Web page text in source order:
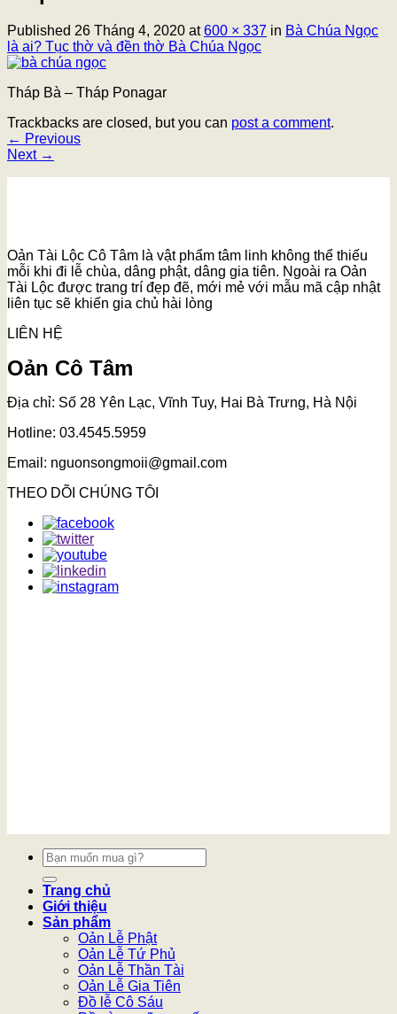
Published 26 Tháng 4, 2020 at600 × 337 in Bà Chúa Ngọc
là ai? Tục thờ và đền thờ Bà Chúa Ngọc
Tháp Bà – Tháp Ponagar
Trackbacks are closed, but you can post a comment.
← Previous
Next →
Oản Tài Lộc Cô Tâm là vật phẩm tâm linh không thể thiếu
mỗi khi đi lễ chùa, dâng phật, dâng gia tiên. Ngoài ra Oản
Tài Lộc được trang trí đẹp đẽ, mới mẻ với mẫu mã cập nhật
liên tục sẽ khiến gia chủ hài lòng
LIÊN HỆ
Oản Cô Tâm
Địa chỉ: Số 28 Yên Lạc, Vĩnh Tuy, Hai Bà Trưng, Hà Nội
Hotline: 03.4545.5959
Email: nguonsongmoii@gmail.com
THEO DÕI CHÚNG TÔI
Tìm
kiếm:
Trang chủ
Giới thiệu
Sản phẩm
Oản Lễ Phật
Oản Lễ Tứ Phủ
Oản Lễ Thần Tài
Oản Lễ Gia Tiên
Đồ lễ Cô Sáu